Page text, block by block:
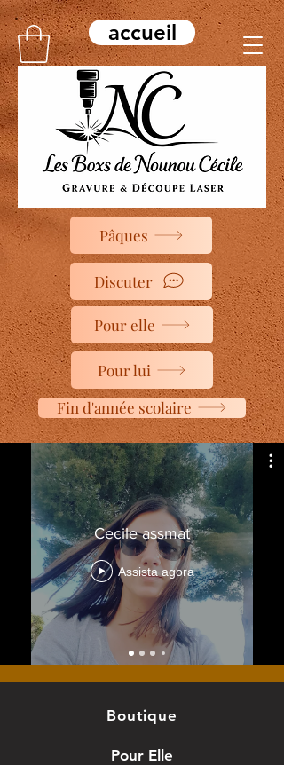
Fin d'année scolaire
Pour elle
Pour lui
Discuter
accueil
Pâques
Cecile assmat
Assista agora
Boutique
Pour Elle